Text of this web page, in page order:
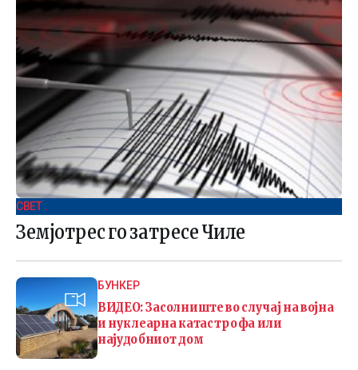
СВЕТ .
Земјотрес го затресе Чиле
БУНКЕР
ВИДЕО: Засолниште во случај на војна
и нуклеарна катастрофа или
најудобниот дом